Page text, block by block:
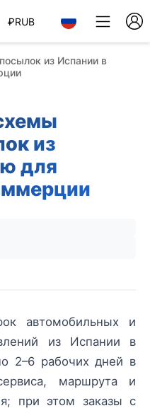
₽RUB
из Испании в
из
для
автомобильных и
из Испании в
2–6 рабочих дней в
маршрута и
при этом заказы с